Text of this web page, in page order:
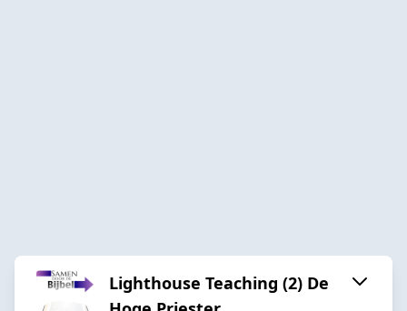
Lighthouse Teaching (2) De